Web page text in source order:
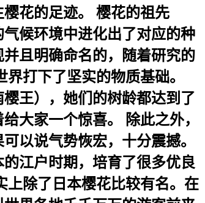
花的足迹。 樱花的祖先
候环境中进化出了对应的种
且明确命名的，随着研究的
打下了坚实的物质基础。
王），她们的树龄都达到了
大家一个惊喜。 除此之外，
以说气势恢宏，十分震撼。
江户时期，培育了很多优良
上除了日本樱花比较有名。在